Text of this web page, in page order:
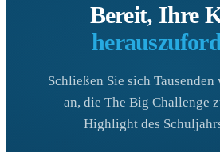
Bereit, Ihre
Schließen Sie sich
an, die The Big Challenge
Highlight des